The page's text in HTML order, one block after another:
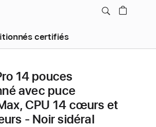
certifiés
14 pouces
avec puce
CPU 14 cœurs et
- Noir sidéral